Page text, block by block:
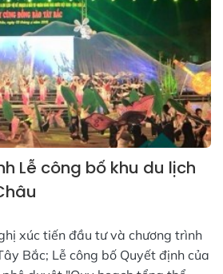
Lễ công bố khu du lịch
xúc tiến đầu tư và chương trình
Bắc; Lễ công bố Quyết định của